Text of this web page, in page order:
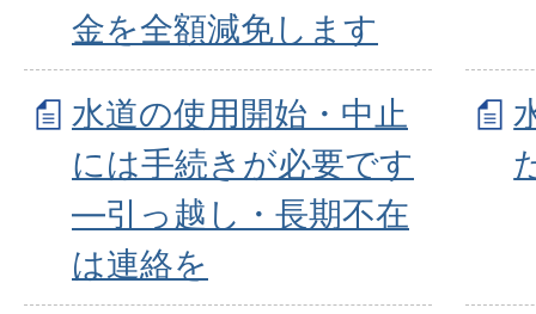
金を全額減免します
水道の使用開始・中止
には手続きが必要です
―引っ越し・長期不在
は連絡を